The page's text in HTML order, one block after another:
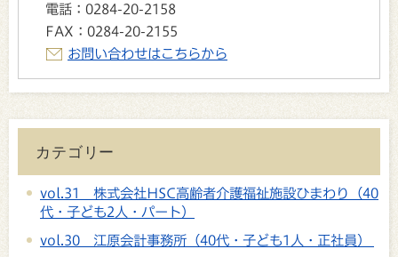
電話： 0284-20-2158
FAX： 0284-20-2155
お問い合わせはこちらから
カテゴリー
vol.31 株式会社HSC高齢者介護福祉施設ひまわり（40
代・子ども2人・パート）
vol.30 江原会計事務所（40代・子ども1人・正社員）